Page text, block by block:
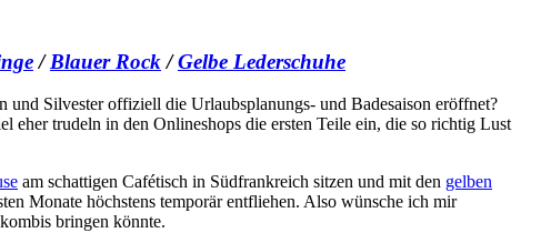
/Blauer Rock/Gelbe Lederschuhe
und Silvester offiziell die Urlaubsplanungs- und Badesaison eröffnet?
eher trudeln in den Onlineshops die ersten Teile ein, die so richtig Lust
am schattigen Cafétisch in Südfrankreich sitzen und mit den gelben
Monate höchstens temporär entfliehen. Also wünsche ich mir
bringen könnte.